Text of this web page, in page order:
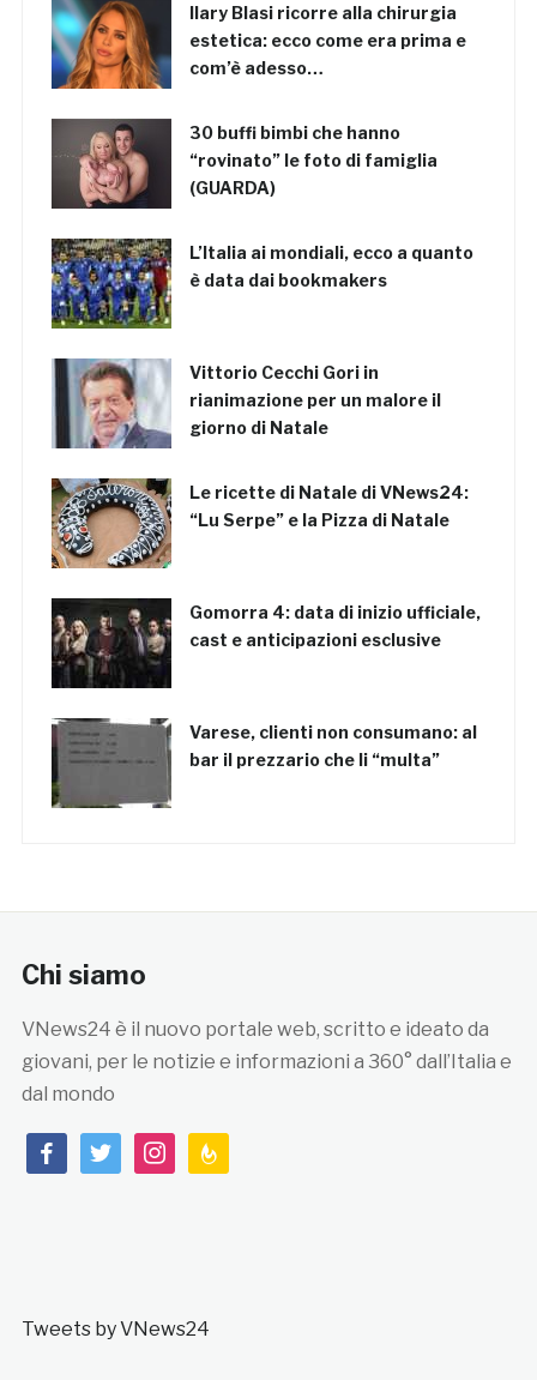
Ilary Blasi ricorre alla chirurgia
estetica: ecco come era prima e
com’è adesso…
30 buffi bimbi che hanno
“rovinato” le foto di famiglia
(GUARDA)
L’Italia ai mondiali, ecco a quanto
è data dai bookmakers
Vittorio Cecchi Gori in
rianimazione per un malore il
giorno di Natale
Le ricette di Natale di VNews24:
“Lu Serpe” e la Pizza di Natale
Gomorra 4: data di inizio ufficiale,
cast e anticipazioni esclusive
Varese, clienti non consumano: al
bar il prezzario che li “multa”
Chi siamo
VNews24 è il nuovo portale web, scritto e ideato da
giovani, per le notizie e informazioni a 360° dall’Italia e
dal mondo
facebooktwitterinstagramfeedburner
Tweets by VNews24